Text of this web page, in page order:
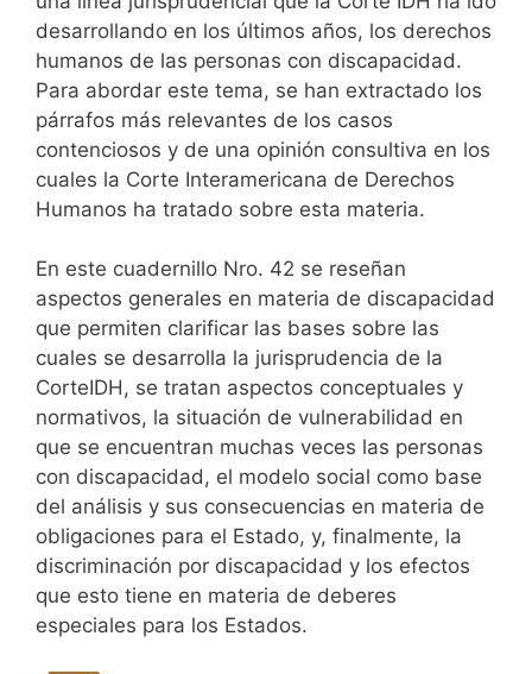
desarrollando en los últimos años, los derechos
humanos de las personas con discapacidad.
Para abordar este tema, se han extractado los
párrafos más relevantes de los casos
contenciosos y de una opinión consultiva en los
cuales la Corte Interamericana de Derechos
Humanos ha tratado sobre esta materia.
En este cuadernillo Nro. 42 se reseñan
aspectos generales en materia de discapacidad
que permiten clarificar las bases sobre las
cuales se desarrolla la jurisprudencia de la
CorteIDH, se tratan aspectos conceptuales y
normativos, la situación de vulnerabilidad en
que se encuentran muchas veces las personas
con discapacidad, el modelo social como base
del análisis y sus consecuencias en materia de
obligaciones para el Estado, y, finalmente, la
discriminación por discapacidad y los efectos
que esto tiene en materia de deberes
especiales para los Estados.